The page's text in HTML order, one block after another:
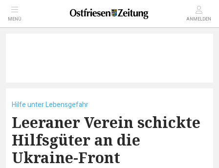
MENÜ ANMELDEN
Hilfe unter Lebensgefahr
Leeraner Verein schickte
Hilfsgüter an die
Ukraine-Front